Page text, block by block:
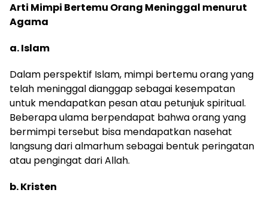
Arti Mimpi Bertemu Orang Meninggal menurut
Agama
a. Islam
Dalam perspektif Islam, mimpi bertemu orang yang
telah meninggal dianggap sebagai kesempatan
untuk mendapatkan pesan atau petunjuk spiritual.
Beberapa ulama berpendapat bahwa orang yang
bermimpi tersebut bisa mendapatkan nasehat
langsung dari almarhum sebagai bentuk peringatan
atau pengingat dari Allah.
b. Kristen